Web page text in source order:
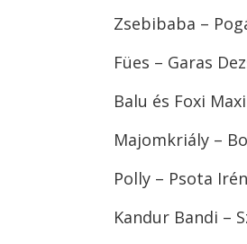
Zsebibaba –
Fües – Garas
Balu és Foxi
Majomkriály –
Polly – Psota Irén
Kandur Bandi –